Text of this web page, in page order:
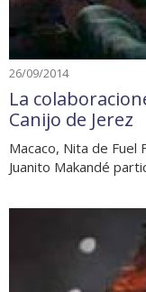
26/09/2014
La
Canijo de Jerez
Macaco, Nita de Fuel
Juanito Makandé